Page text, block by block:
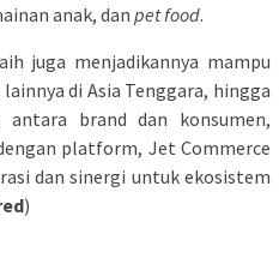
anak, dan pet food.
juga menjadikannya mampu
di Asia Tenggara, hingga
antara brand dan konsumen,
platform, Jet Commerce
dan sinergi untuk ekosistem
)